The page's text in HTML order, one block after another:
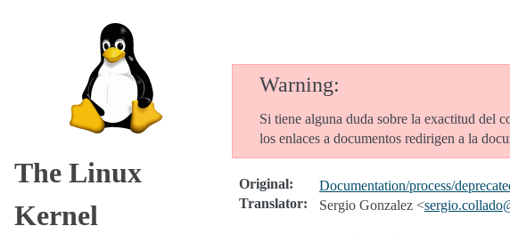
The Linux
Kernel
Warning
Si tiene alguna duda sobre la exactitud del
los enlaces a documentos redirigen a la
Original:
Documentation/process/
Translator: Sergio Gonzalez <sergio.collado